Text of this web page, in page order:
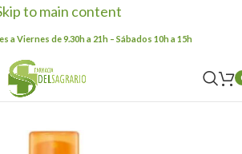
to main content
a Viernes de 9.30h a 21h – Sábados 10h a 15h